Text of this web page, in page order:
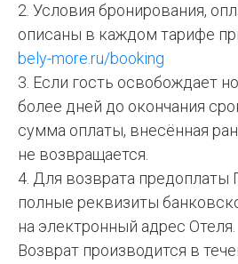
2. Условия бронирования,
описаны в каждом тарифе
bely-more.ru/booking
3. Если гость освобождает
более дней до окончания
сумма оплаты, внесённая
не возвращается.
4. Для возврата предоплаты
полные реквизиты
на электронный адрес Отеля.
Возврат производится в